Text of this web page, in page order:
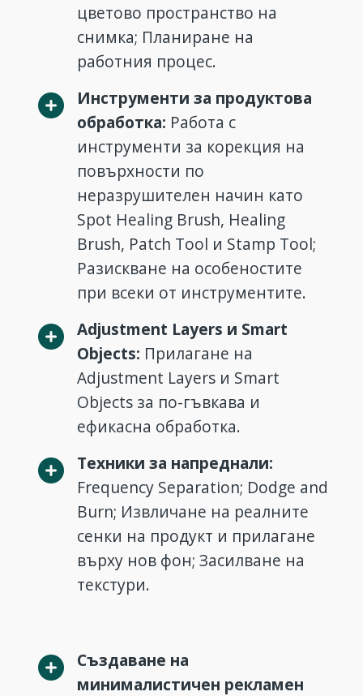
цветово пространство на
снимка; Планиране на
работния процес.
Инструменти за продуктова
обработка: Работа с
инструменти за корекция на
повърхности по
неразрушителен начин като
Spot Healing Brush, Healing
Brush, Patch Tool и Stamp Tool;
Разискване на особеностите
при всеки от инструментите.
Adjustment Layers и Smart
Objects: Прилагане на
Adjustment Layers и Smart
Objects за по-гъвкава и
ефикасна обработка.
Техники за напреднали:
Frequency Separation; Dodge and
Burn; Извличане на реалните
сенки на продукт и прилагане
върху нов фон; Засилване на
текстури.
Създаване на
минималистичен рекламен